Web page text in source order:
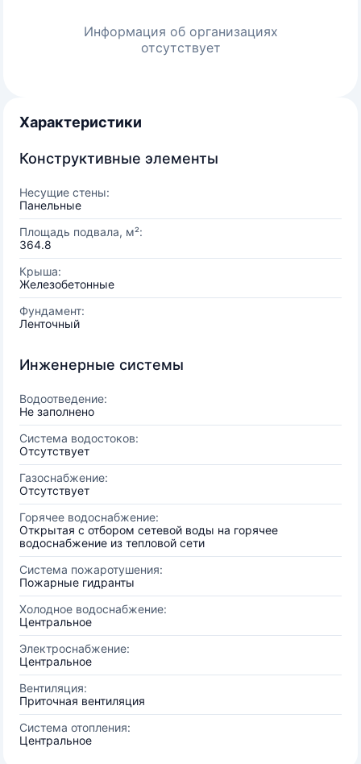
Информация об организациях
отсутствует
Характеристики
Конструктивные элементы
Несущие стены:
Панельные
Площадь подвала, м²:
364.8
Крыша:
Железобетонные
Фундамент:
Ленточный
Инженерные системы
Водоотведение:
Не заполнено
Система водостоков:
Отсутствует
Газоснабжение:
Отсутствует
Горячее водоснабжение:
Открытая с отбором сетевой воды на горячее
водоснабжение из тепловой сети
Система пожаротушения:
Пожарные гидранты
Холодное водоснабжение:
Центральное
Электроснабжение:
Центральное
Вентиляция:
Приточная вентиляция
Система отопления:
Центральное